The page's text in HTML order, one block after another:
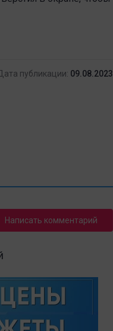
публикации: 09.08.2023
Написать комментарий